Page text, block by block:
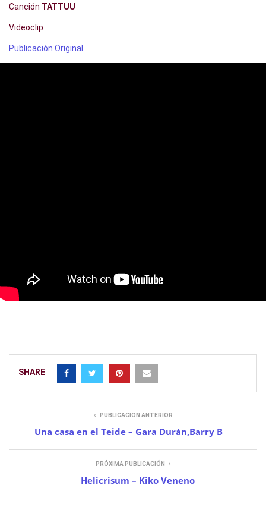
Canción TATTUU
Videoclip
Publicación Original
SHARE
PUBLICACIÓN ANTERIOR
Una casa en el Teide – Gara Durán,Barry B
PRÓXIMA PUBLICACIÓN
Helicrisum – Kiko Veneno